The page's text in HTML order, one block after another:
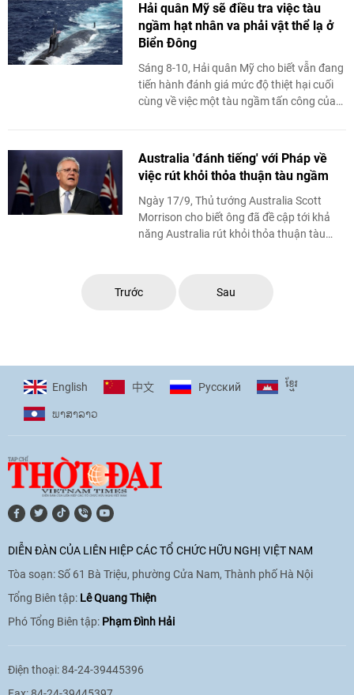
Hải quân Mỹ sẽ điều tra việc tàu
ngầm hạt nhân va phải vật thể lạ ở
Biển Đông
Sáng 8-10, Hải quân Mỹ cho biết vẫn đang
tiến hành đánh giá mức độ thiệt hại cuối
cùng về việc một tàu ngầm tấn công của
Australia 'đánh tiếng' với Pháp về
việc rút khỏi thỏa thuận tàu ngầm
Ngày 17/9, Thủ tướng Australia Scott
Morrison cho biết ông đã đề cập tới khả
năng Australia rút khỏi thỏa thuận tàu
Trước
Sau
English 中文 Pусский ខ្មែរ
ພາ​ສາ​ລາວ
DIỄN ĐÀN CỦA LIÊN HIỆP CÁC TỔ CHỨC HỮU NGHỊ VIỆT NAM
Tòa soạn: Số 61 Bà Triệu, phường Cửa Nam, Thành phố Hà Nội
Tổng Biên tập: Lê Quang Thiện
Phó Tổng Biên tập: Phạm Đình Hải
Điện thoại: 84-24-39445396